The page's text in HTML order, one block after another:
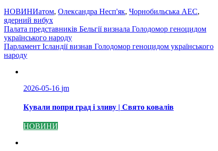
НОВИНИатом, Олександра Несп'як, Чорнобильська АЕС,
ядерний вибух
Навігація
записів
Палата представників Бельгії визнала Голодомор геноцидом
українського народу
Парламент Ісландії визнав Голодомор геноцидом українського
народу
2026-05-16 jm
Кували попри град і зливу | Свято ковалів
НОВИНИ